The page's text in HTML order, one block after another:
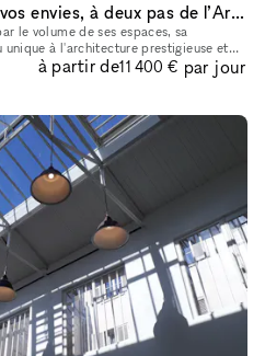
500 m² modulables selon vos envies, à deux pas de l’Arc de Triomphe.
le volume de ses espaces, sa
à l'architecture prestigieuse et
Sa superficie de 50
à partir de11 400 € par jour